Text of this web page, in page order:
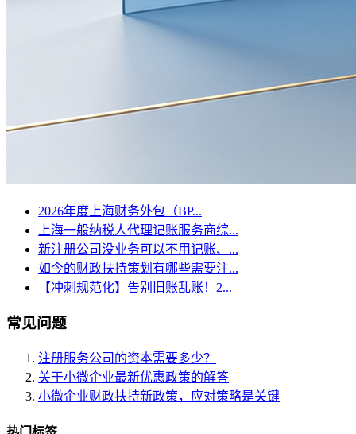
2026年度上海财务外包（BP...
上海一般纳税人代理记账服务商综...
新注册公司没业务可以不用记账、...
如今的财政扶持策划有哪些需要注...
【冲刺规范化】告别旧账乱账！2...
常见问题
注册服务公司的资本需要多少？
关于小微企业最新优惠政策的解答
小微企业财政扶持新政策，应对策略是关键